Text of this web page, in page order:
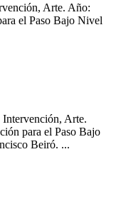
Arte. Año:
el Paso Bajo Nivel
Arte.
para el Paso Bajo
Beiró. ...